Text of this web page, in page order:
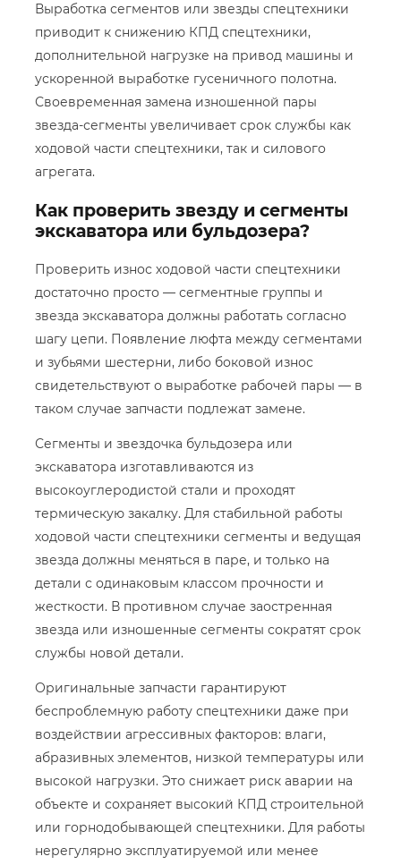
Выработка сегментов или звезды спецтехники
приводит к снижению КПД спецтехники,
дополнительной нагрузке на привод машины и
ускоренной выработке гусеничного полотна.
Своевременная замена изношенной пары
звезда-сегменты увеличивает срок службы как
ходовой части спецтехники, так и силового
агрегата.
Как проверить звезду и сегменты
экскаватора или бульдозера?
Проверить износ ходовой части спецтехники
достаточно просто — сегментные группы и
звезда экскаватора должны работать согласно
шагу цепи. Появление люфта между сегментами
и зубьями шестерни, либо боковой износ
свидетельствуют о выработке рабочей пары — в
таком случае запчасти подлежат замене.
Сегменты и звездочка бульдозера или
экскаватора изготавливаются из
высокоуглеродистой стали и проходят
термическую закалку. Для стабильной работы
ходовой части спецтехники сегменты и ведущая
звезда должны меняться в паре, и только на
детали с одинаковым классом прочности и
жесткости. В противном случае заостренная
звезда или изношенные сегменты сократят срок
службы новой детали.
Оригинальные запчасти гарантируют
беспроблемную работу спецтехники даже при
воздействии агрессивных факторов: влаги,
абразивных элементов, низкой температуры или
высокой нагрузки. Это снижает риск аварии на
объекте и сохраняет высокий КПД строительной
или горнодобывающей спецтехники. Для работы
нерегулярно эксплуатируемой или менее